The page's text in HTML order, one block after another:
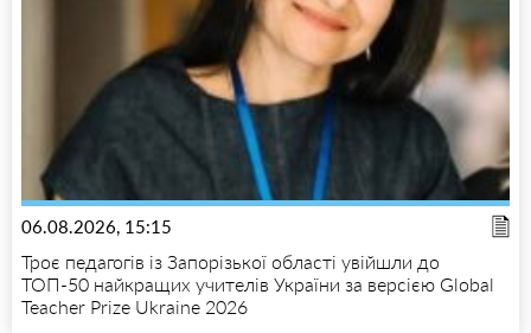
06.08.2026, 15:15
Троє педагогів із Запорізької області увійшли до
ТОП-50 найкращих учителів України за версією Global
Teacher Prize Ukraine 2026